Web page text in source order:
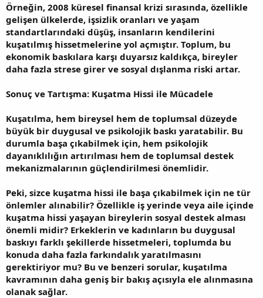
Örneğin, 2008 küresel finansal krizi sırasında, özellikle
gelişen ülkelerde, işsizlik oranları ve yaşam
standartlarındaki düşüş, insanların kendilerini
kuşatılmış hissetmelerine yol açmıştır. Toplum, bu
ekonomik baskılara karşı duyarsız kaldıkça, bireyler
daha fazla strese girer ve sosyal dışlanma riski artar.
Sonuç ve Tartışma: Kuşatma Hissi ile Mücadele
Kuşatılma, hem bireysel hem de toplumsal düzeyde
büyük bir duygusal ve psikolojik baskı yaratabilir. Bu
durumla başa çıkabilmek için, hem psikolojik
dayanıklılığın artırılması hem de toplumsal destek
mekanizmalarının güçlendirilmesi önemlidir.
Peki, sizce kuşatma hissi ile başa çıkabilmek için ne tür
önlemler alınabilir? Özellikle iş yerinde veya aile içinde
kuşatma hissi yaşayan bireylerin sosyal destek alması
önemli midir? Erkeklerin ve kadınların bu duygusal
baskıyı farklı şekillerde hissetmeleri, toplumda bu
konuda daha fazla farkındalık yaratılmasını
gerektiriyor mu? Bu ve benzeri sorular, kuşatılma
kavramının daha geniş bir bakış açısıyla ele alınmasına
olanak sağlar.